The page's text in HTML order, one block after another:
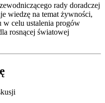
rady doradczej
wiedzę na temat żywności,
celu ustalenia progów
rosnącej światowej